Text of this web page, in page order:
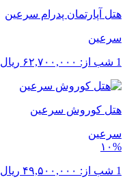
هتل آپارتمان پدرام سرعین
سرعین
1 شب از: ۶۲,۷۰۰,۰۰۰ ریال
هتل کوروش سرعین
سرعین
۱۰%
1 شب از: ۴۹,۵۰۰,۰۰۰ ریال